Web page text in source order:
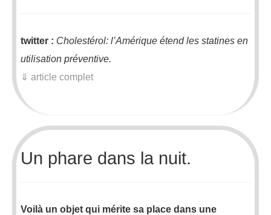
twitter : Cholestérol: l’Amérique étend les statines en
utilisation préventive.
⇓ article complet
Un phare dans la nuit.
Voilà un objet qui mérite sa place dans une